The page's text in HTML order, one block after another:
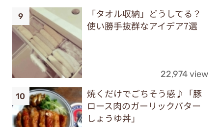
「タオル収納」どうしてる？
使い勝手抜群なアイデア7選
22,974 view
焼くだけでごちそう感♪「豚
ロース肉のガーリックバター
しょうゆ丼」